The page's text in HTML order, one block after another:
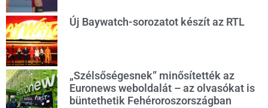
Új Baywatch-sorozatot készít az RTL
„Szélsőségesnek” minősítették az
Euronews weboldalát – az olvasókat is
büntethetik Fehéroroszországban